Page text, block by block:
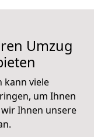
Umzug
kann viele
um Ihnen
Ihnen unsere